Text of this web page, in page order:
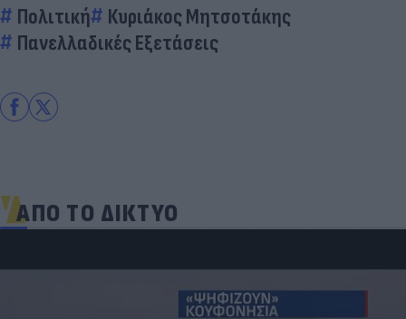
Πολιτική
Κυριάκος Μητσοτάκης
Πανελλαδικές Εξετάσεις
ΑΠΟ ΤΟ ΔΙΚΤΥΟ